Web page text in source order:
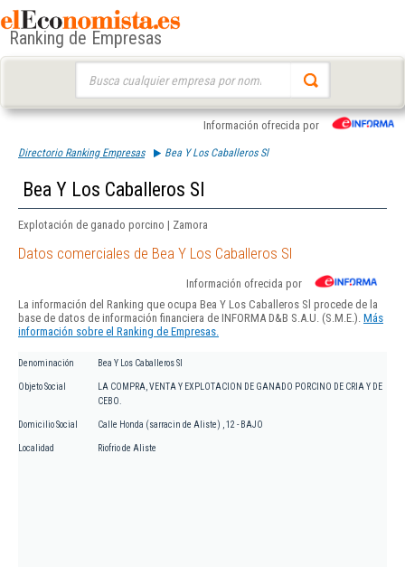
Ranking de Empresas
Información ofrecida por
Directorio Ranking Empresas Bea Y Los Caballeros Sl
Bea Y Los Caballeros Sl
Explotación de ganado porcino | Zamora
Datos comerciales de Bea Y Los Caballeros Sl
Información ofrecida por
La información del Ranking que ocupa Bea Y Los Caballeros Sl procede de la
base de datos de información financiera de INFORMA D&B S.A.U. (S.M.E.). Más
información sobre el Ranking de Empresas.
Denominación Bea Y Los Caballeros Sl
Objeto Social
LA COMPRA, VENTA Y EXPLOTACION DE GANADO PORCINO DE CRIA Y DE
CEBO.
Domicilio Social Calle Honda (sarracin de Aliste) , 12 - BAJO
Localidad Riofrio de Aliste